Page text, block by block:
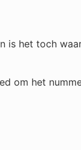
is het toch
om het